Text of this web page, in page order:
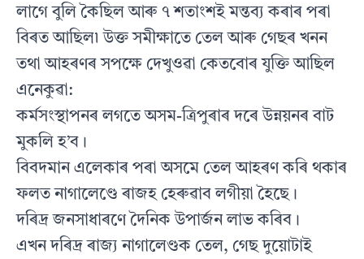
লাগে বুলি কৈছিল আৰু ৭ শতাংশই মন্তব্য কৰাৰ পৰা
বিৰত আছিল৷ উক্ত সমীক্ষাতে তেল আৰু গেছৰ খনন
তথা আহৰণৰ সপক্ষে দেখুওৱা কেতবোৰ যুক্তি আছিল
এনেকুৱা:
কর্মসংস্থাপনৰ লগতে অসম-ত্ৰিপুৰাৰ দৰে উন্নয়নৰ বাট
মুকলি হ’ব।
বিবদমান এলেকাৰ পৰা অসমে তেল আহৰণ কৰি থকাৰ
ফলত নাগালেণ্ডে ৰাজহ হেৰুৱাব লগীয়া হৈছে।
দৰিদ্ৰ জনসাধাৰণে দৈনিক উপার্জন লাভ কৰিব।
এখন দৰিদ্ৰ ৰাজ্য নাগালেণ্ডক তেল, গেছ দুয়োটাই